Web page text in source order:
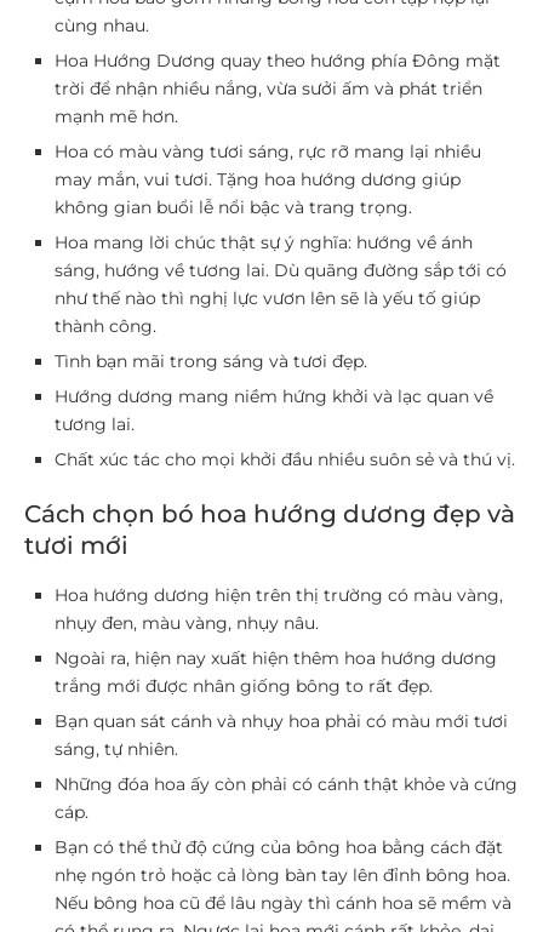
cùng nhau.
Hoa Hướng Dương quay theo hướng phía Đông mặt
trời để nhận nhiều nắng, vừa sưởi ấm và phát triển
mạnh mẽ hơn.
Hoa có màu vàng tươi sáng, rực rỡ mang lại nhiều
may mắn, vui tươi. Tặng hoa hướng dương giúp
không gian buổi lễ nổi bậc và trang trọng.
Hoa mang lời chúc thật sự ý nghĩa: hướng về ánh
sáng, hướng về tương lai. Dù quãng đường sắp tới có
như thế nào thì nghị lực vươn lên sẽ là yếu tố giúp
thành công.
Tình bạn mãi trong sáng và tươi đẹp.
Hướng dương mang niềm hứng khởi và lạc quan về
tương lai.
Chất xúc tác cho mọi khởi đầu nhiều suôn sẻ và thú vị.
Cách chọn bó hoa hướng dương đẹp và
tươi mới
Hoa hướng dương hiện trên thị trường có màu vàng,
nhụy đen, màu vàng, nhụy nâu.
Ngoài ra, hiện nay xuất hiện thêm hoa hướng dương
trắng mới được nhân giống bông to rất đẹp.
Bạn quan sát cánh và nhụy hoa phải có màu mới tươi
sáng, tự nhiên.
Những đóa hoa ấy còn phải có cánh thật khỏe và cứng
cáp.
Bạn có thể thử độ cứng của bông hoa bằng cách đặt
nhẹ ngón trỏ hoặc cả lòng bàn tay lên đỉnh bông hoa.
Nếu bông hoa cũ để lâu ngày thì cánh hoa sẽ mềm và